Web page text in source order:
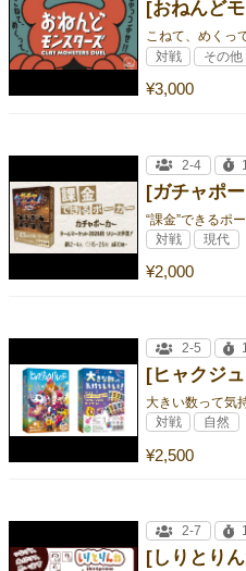
[おねんど
こねて、めくっ
¥3,000
対戦 その他
[ガチャポ
“課金”できるポ
¥2,000
2-4
対戦 現代
[ヒャクジ
大きい数って気
¥2,500
2-5
対戦 自然
[しりとり
2-7